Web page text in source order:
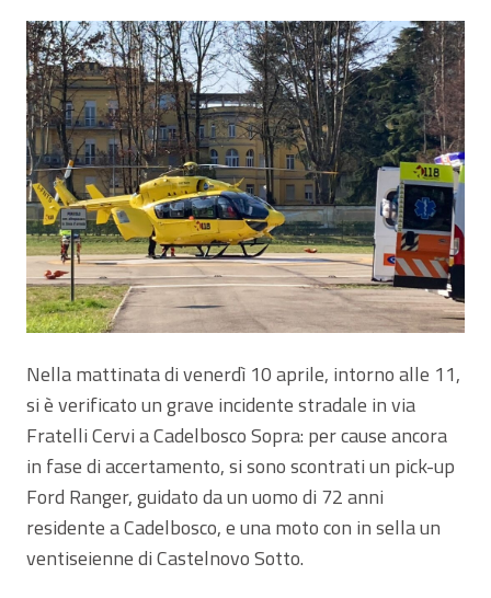
Nella mattinata di venerdì 10 aprile, intorno alle 11,
si è verificato un grave incidente stradale in via
Fratelli Cervi a Cadelbosco Sopra: per cause ancora
in fase di accertamento, si sono scontrati un pick-up
Ford Ranger, guidato da un uomo di 72 anni
residente a Cadelbosco, e una moto con in sella un
ventiseienne di Castelnovo Sotto.